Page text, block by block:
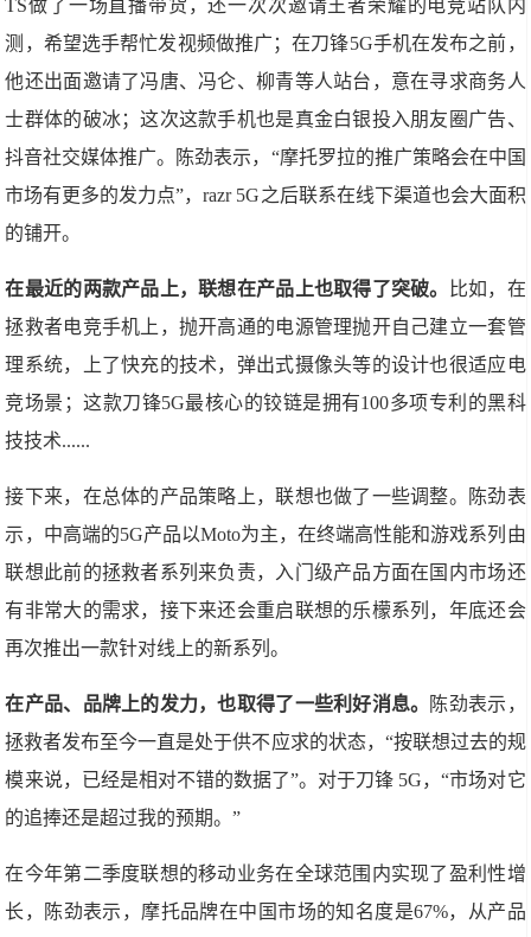
TS做了一场直播带货，还一次次邀请王者荣耀的电竞站队内
测，希望选手帮忙发视频做推广；在刀锋5G手机在发布之前，
他还出面邀请了冯唐、冯仑、柳青等人站台，意在寻求商务人
士群体的破冰；这次这款手机也是真金白银投入朋友圈广告、
抖音社交媒体推广。陈劲表示，“摩托罗拉的推广策略会在中国
市场有更多的发力点”，razr 5G之后联系在线下渠道也会大面积
的铺开。
在最近的两款产品上，联想在产品上也取得了突破。
比如，在
拯救者电竞手机上，抛开高通的电源管理抛开自己建立一套管
理系统，上了快充的技术，弹出式摄像头等的设计也很适应电
竞场景；这款刀锋5G最核心的铰链是拥有100多项专利的黑科
技技术......
接下来，在总体的产品策略上，联想也做了一些调整。陈劲表
示，中高端的5G产品以Moto为主，在终端高性能和游戏系列由
联想此前的拯救者系列来负责，入门级产品方面在国内市场还
有非常大的需求，接下来还会重启联想的乐檬系列，年底还会
再次推出一款针对线上的新系列。
在产品、品牌上的发力，也取得了一些利好消息。
陈劲表示，
拯救者发布至今一直是处于供不应求的状态，“按联想过去的规
模来说，已经是相对不错的数据了”。对于刀锋 5G，“市场对它
的追捧还是超过我的预期。”
在今年第二季度联想的移动业务在全球范围内实现了盈利性增
长，陈劲表示，摩托品牌在中国市场的知名度是67%，从产品